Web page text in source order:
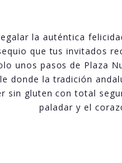
la auténtica
que tus invitados
unos pasos de Plaza
donde la tradición
sin gluten con total
paladar y el